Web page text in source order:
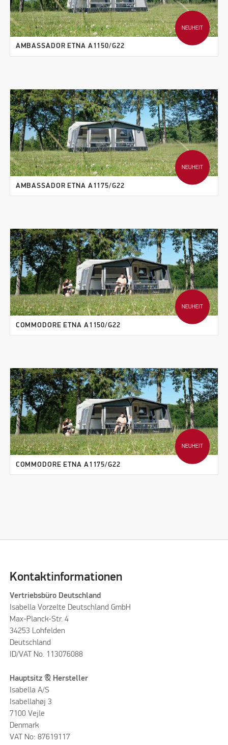
NEUHEIT
AMBASSADOR ETNA A1150/G22
NEUHEIT
AMBASSADOR ETNA A1175/G22
NEUHEIT
COMMODORE ETNA A1150/G22
NEUHEIT
COMMODORE ETNA A1175/G22
Kontaktinformationen
Vertriebsbüro Deutschland
Isabella Vorzelte Deutschland GmbH
Max-Planck-Str. 4
34253 Lohfelden
Deutschland
ID/VAT No. 113076088
Hauptsitz & Hersteller
Isabella A/S
Isabellahøj 3
7100 Vejle
Denmark
VAT No: 87619117